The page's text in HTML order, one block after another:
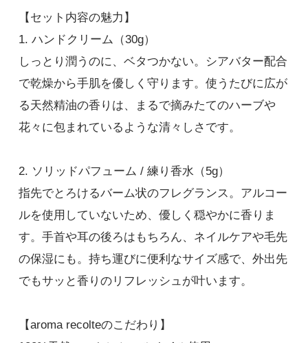
【セット内容の魅力】
1. ハンドクリーム（30g）
しっとり潤うのに、ベタつかない。シアバター配合
で乾燥から手肌を優しく守ります。使うたびに広が
る天然精油の香りは、まるで摘みたてのハーブや
花々に包まれているような清々しさです。
2. ソリッドパフューム / 練り香水（5g）
指先でとろけるバーム状のフレグランス。アルコー
ルを使用していないため、優しく穏やかに香りま
す。手首や耳の後ろはもちろん、ネイルケアや毛先
の保湿にも。持ち運びに便利なサイズ感で、外出先
でもサッと香りのリフレッシュが叶います。
【aroma recolteのこだわり】
希望しない
フォーカス（H）ｘリフレッシュ（S）
4,400円(税込)
希望しない
フォーカス（H）ｘニュートラル（S）
希望する
ウェイク（H）ｘウェイク（S）
在庫：100
希望する
在庫：100